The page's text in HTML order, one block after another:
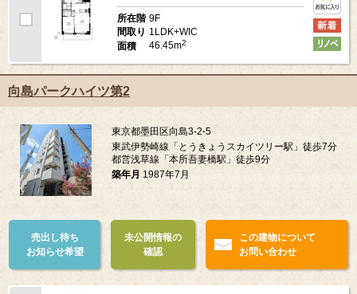
所在階 9F
間取り 1LDK+WIC
面積
46.45m2
向島パークハイツ第2
東京都墨田区向島3-2-5
東武伊勢崎線「とうきょうスカイツリー駅」徒歩7分
都営浅草線「本所吾妻橋駅」徒歩9分
築年月 1987年7月
売出し待ち
お知らせ希望
未公開情報の
確認
この建物について
お問い合わせ